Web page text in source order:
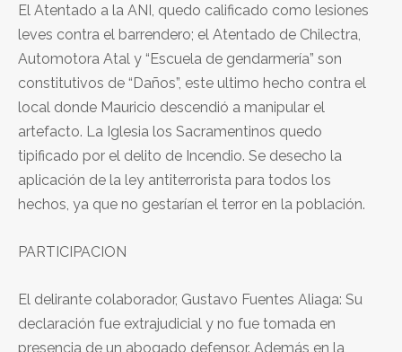
El Atentado a la ANI, quedo calificado como lesiones
leves contra el barrendero; el Atentado de Chilectra,
Automotora Atal y “Escuela de gendarmería” son
constitutivos de “Daños”, este ultimo hecho contra el
local donde Mauricio descendió a manipular el
artefacto. La Iglesia los Sacramentinos quedo
tipificado por el delito de Incendio. Se desecho la
aplicación de la ley antiterrorista para todos los
hechos, ya que no gestarían el terror en la población.
PARTICIPACION
El delirante colaborador, Gustavo Fuentes Aliaga: Su
declaración fue extrajudicial y no fue tomada en
presencia de un abogado defensor. Además en la